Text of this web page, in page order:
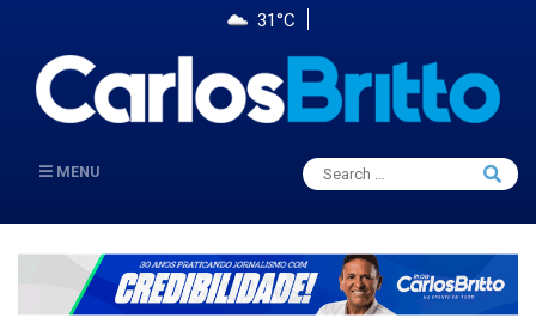
31°C
MENU
Search
for:
Search